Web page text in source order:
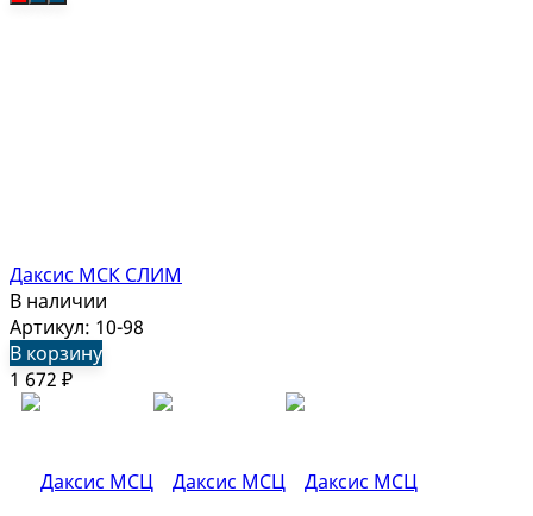
Даксис МСК СЛИМ
В наличии
Артикул: 10-98
В корзину
1 672 ₽